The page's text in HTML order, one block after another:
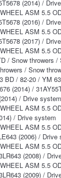
(2014) /
ASM 5.5
(2016) /
ASM 5.5
(2017) /
ASM 5.5
/ Snow throwers
/ Snow
BD / 82-20 / YM
(2014) /
/ Drive
ASM 5.5
/ Drive system
ASM 5.5
(2006) / Drive
ASM 5.5
(2008) /
ASM 5.5
(2009) /